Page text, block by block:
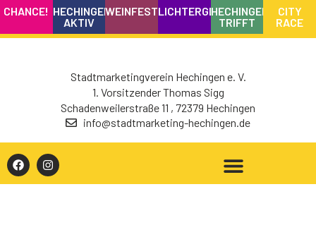
CHANCE! HECHINGEN
AKTIV
WEINFESTLICHTERGLANZHECHINGEN
TRIFFT
CITY
RACE
Stadtmarketingverein Hechingen e. V.
1. Vorsitzender Thomas Sigg
Schadenweilerstraße 11 , 72379 Hechingen
info@stadtmarketing-hechingen.de